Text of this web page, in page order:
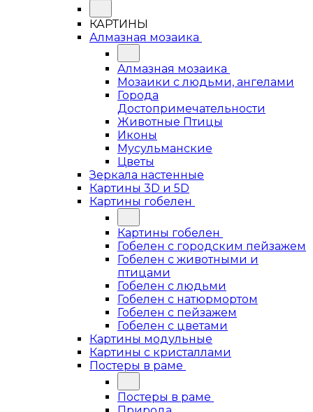
КАРТИНЫ
Алмазная мозаика
Алмазная мозаика
Мозаики с людьми, ангелами
Города
Достопримечательности
Животные Птицы
Иконы
Мусульманские
Цветы
Зеркала настенные
Картины 3D и 5D
Картины гобелен
Картины гобелен
Гобелен с городским пейзажем
Гобелен с животными и
птицами
Гобелен с людьми
Гобелен с натюрмортом
Гобелен с пейзажем
Гобелен с цветами
Картины модульные
Картины с кристаллами
Постеры в раме
Постеры в раме